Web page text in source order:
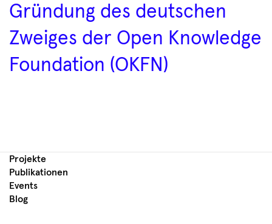
Gründung des deutschen
Zweiges der Open Knowledge
Foundation (OKFN)
Projekte
Publikationen
Events
Blog